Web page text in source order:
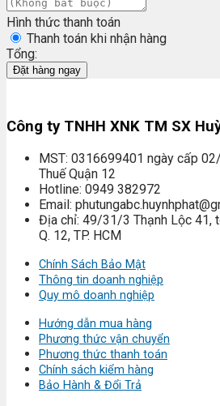
Hình thức thanh toán
Thanh toán khi nhận hàng
Tổng:
Đặt hàng ngay
Công ty TNHH XNK TM SX
MST: 0316699401 ngày cấp
Thuế Quận 12
Hotline: 0949 382972
Email:
Địa chỉ: 49/31/3 Thạnh Lộc 41,
Q. 12, TP. HCM
Chính Sách Bảo Mật
Thông tin doanh nghiệp
Quy mô doanh nghiệp
Hướng dẫn mua hàng
Phương thức vận chuyển
Phương thức thanh toán
Chính sách kiểm hàng
Bảo Hành & Đổi Trả